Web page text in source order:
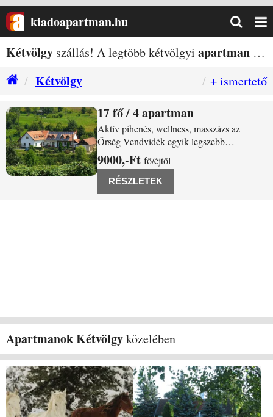
kiadoapartman.hu
Kétvölgy szállás! A legtöbb kétvölgyi apartman
Kétvölgy + ismertető
17 / 4 apartman
Kétvölgy Fő u. 33.
Aktív pihenés, wellness, masszázs az
Őrség-Vendvidék egyik legszebb
völgyében, Kétvölgyön. Vas megye nyugati
csücskében, a magyar-szlovén-osztrák határ
találkozásánál elhelyezkedő Vendvidékről
általában ritkábban esik szó, mint magáról a
9000,-Ft fő/éjtől
RÉSZLETEK
Apartmanok Kétvölgyközelében